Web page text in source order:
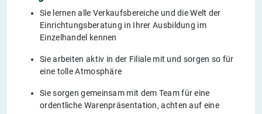
Sie lernen alle Verkaufsbereiche und die Welt der
Einrichtungsberatung in Ihrer Ausbildung im
Einzelhandel kennen
Sie arbeiten aktiv in der Filiale mit und sorgen so für
eine tolle Atmosphäre
Sie sorgen gemeinsam mit dem Team für eine
ordentliche Warenpräsentation, achten auf eine